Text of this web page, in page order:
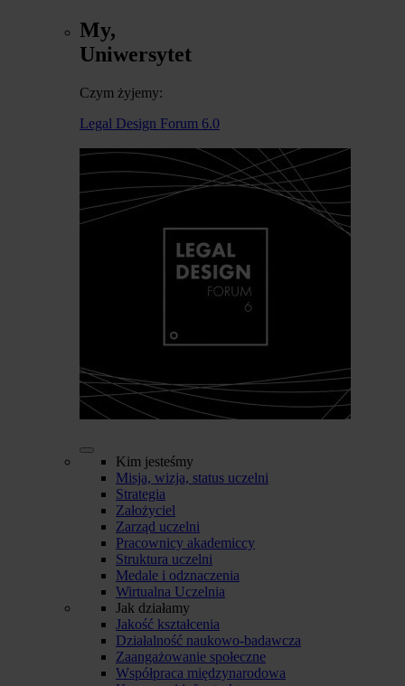
My,
Uniwersytet
Czym żyjemy:
Legal Design Forum 6.0
Kim jesteśmy
Misja, wizja, status uczelni
Strategia
Założyciel
Zarząd uczelni
Pracownicy akademiccy
Struktura uczelni
Medale i odznaczenia
Wirtualna Uczelnia
Jak działamy
Jakość kształcenia
Działalność naukowo-badawcza
Zaangażowanie społeczne
Współpraca międzynarodowa